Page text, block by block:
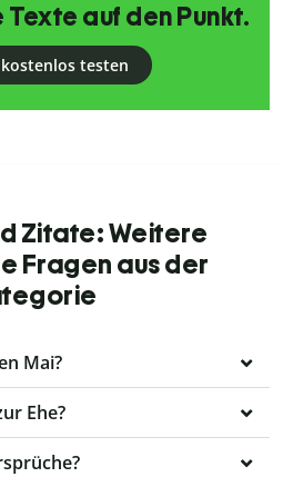
auf den Punkt.
kostenlos testen
Zitate: Weitere
Fragen aus der
Mai?
Ehe?